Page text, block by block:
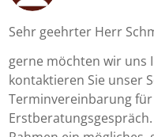
Sehr geehrter Herr
gerne möchten wir uns
kontaktieren Sie unser
Terminvereinbarung